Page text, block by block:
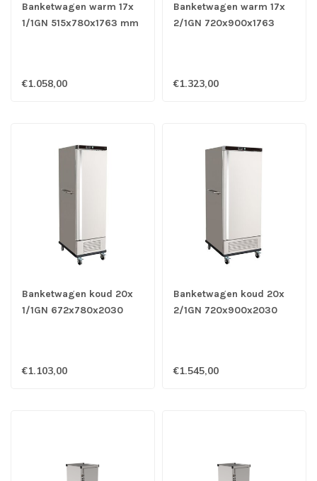
Banketwagen warm 17x
1/1GN 515x780x1763 mm
€1.058,00
Banketwagen warm 17x
2/1GN 720x900x1763
€1.323,00
Banketwagen koud 20x
1/1GN 672x780x2030
€1.103,00
Banketwagen koud 20x
2/1GN 720x900x2030
€1.545,00